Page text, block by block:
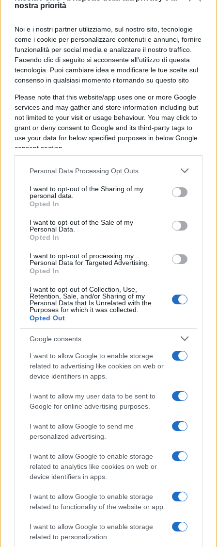
nostra priorità
Noi e i nostri partner utilizziamo, sul nostro sito, tecnologie
come i cookie per personalizzare contenuti e annunci, fornire
funzionalità per social media e analizzare il nostro traffico.
Facendo clic di seguito si acconsente all'utilizzo di questa
tecnologia. Puoi cambiare idea e modificare le tue scelte sul
consenso in qualsiasi momento ritornando su questo sito
Please note that this website/app uses one or more Google
services and may gather and store information including but
not limited to your visit or usage behaviour. You may click to
grant or deny consent to Google and its third-party tags to
use your data for below specified purposes in below Google
consent section.
Personal Data Processing Opt Outs
I want to opt-out of the Sharing of my
personal data.
Opted In
I want to opt-out of the Sale of my
Personal Data.
Opted In
I want to opt-out of processing my
Personal Data for Targeted Advertising.
Opted In
I want to opt-out of Collection, Use,
Retention, Sale, and/or Sharing of my
Personal Data that Is Unrelated with the
Purposes for which it was collected.
Opted Out
Google consents
I want to allow Google to enable storage
related to advertising like cookies on web or
device identifiers in apps.
I want to allow my user data to be sent to
Google for online advertising purposes.
I want to allow Google to send me
personalized advertising.
I want to allow Google to enable storage
related to analytics like cookies on web or
device identifiers in apps.
I want to allow Google to enable storage
related to functionality of the website or app.
I want to allow Google to enable storage
related to personalization.
complesso mondo dell’energia con i grandi
protagonisti (leggi qui l’elenco) che ogni giorno si
confrontano con i tanti problemi e le numerose
prospettive. Ci saranno le aziende private e i
grandi consulenti, come
Scaroni
poi parleremo delle comunità energetiche, degli
aspetti amministrativi sul fotovoltaico, di gas, di
rete elettrica e di tante altre cose.
Inoltre non poteva certo mancare nel programma
l’ormai tradizionaleZanzara nella Zuppa
lettura dei giornali irriverente fatta con Giuseppe
Cruciani. E sarà con noi anche
Vittorio Sgarbi
per una
lecture imperdibile sull’energia di Canova.
Tutto, ovviamente, in diretta streaming sul sito
nicolaporro.it.
Leggi i commenti
SEDUTE SATIRICHE
Vignetta del 07/08/2026